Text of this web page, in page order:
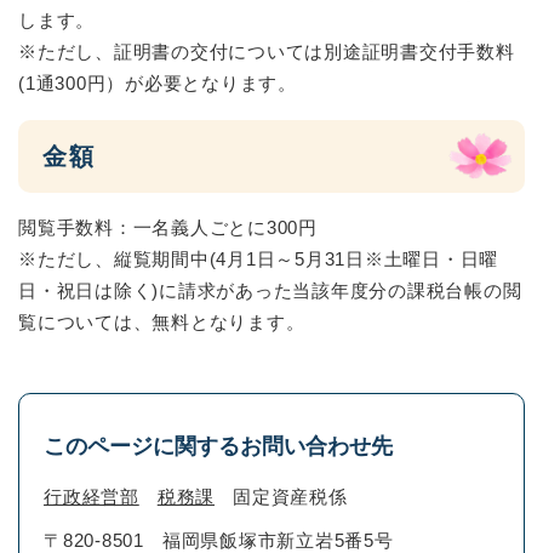
します。
※ただし、証明書の交付については別途証明書交付手数料
(1通300円）が必要となります。
金額
閲覧手数料：一名義人ごとに300円
※ただし、縦覧期間中(4月1日～5月31日※土曜日・日曜
日・祝日は除く)に請求があった当該年度分の課税台帳の閲
覧については、無料となります。
このページに関するお問い合わせ先
行政経営部 税務課 固定資産税係
〒820-8501
福岡県飯塚市新立岩5番5号